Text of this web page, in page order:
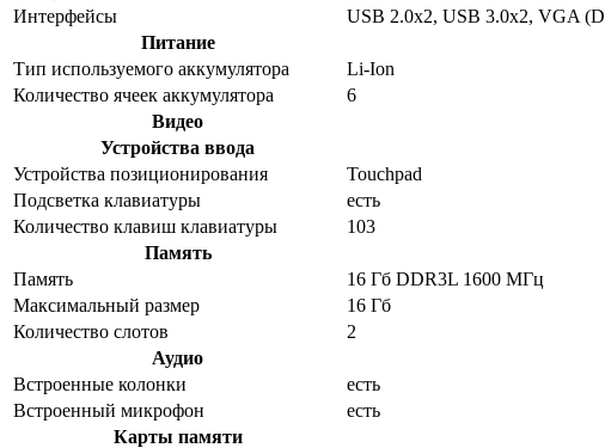
Интерфейсы
USB 2.0x2, USB 3.0x2, VGA
Питание
Тип используемого аккумулятора
Li-Ion
Количество ячеек аккумулятора
6
Видео
Устройства ввода
Устройства позиционирования
Touchpad
Подсветка клавиатуры
есть
Количество клавиш клавиатуры
103
Память
Память
16 Гб DDR3L 1600 МГц
Максимальный размер
16 Гб
Количество слотов
2
Аудио
Встроенные колонки
есть
Встроенный микрофон
есть
Карты памяти